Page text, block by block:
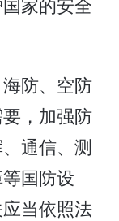
防、空防
，加强防
通信、测
国防设
当依照法